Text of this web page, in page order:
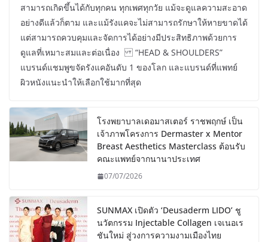
สามารถเกิดขึ้นได้กับทุกคน ทุกเพศทุกวัย แม้จะดูแลความสะอาด
อย่างดีแล้วก็ตาม และแม้รังแคจะไม่สามารถรักษาให้หายขาดได้
แต่สามารถควบคุมและจัดการได้อย่างมีประสิทธิภาพด้วยการ
ดูแลที่เหมาะสมและต่อเนื่อง “HEAD & SHOULDERS”
แบรนด์แชมพูขจัดรังแคอันดับ 1 ของโลก และแบรนด์ที่แพทย์
ผิวหนังแนะนำให้เลือกใช้มากที่สุด
โรงพยาบาลเดอมาสเตอร์ ราชพฤกษ์ เป็น
เจ้าภาพโครงการ Dermaster x Mentor
Breast Aesthetics Masterclass ต้อนรับ
คณะแพทย์จากนานาประเทศ
07/07/2026
SUNMAX เปิดตัว ‘Deusaderm LIDO’ ชู
นวัตกรรม Injectable Collagen เจเนอเร
ชันใหม่ สู่วงการความงามเมืองไทย